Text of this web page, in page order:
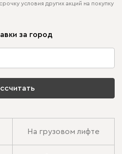
условия других акций на покупку
за город
На грузовом лифте